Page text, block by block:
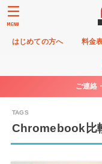
はじめての方へ 料金
MENU
ご連絡
Chromebook比